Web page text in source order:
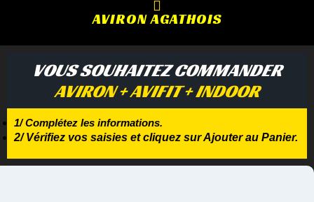
AVIRON AGATHOIS
VOUS SOUHAITEZ COMMANDER
AVIRON + AVIFIT + INDOOR
1/ Complétez les informations.
2/ Vérifiez vos saisies et cliquez sur Ajouter au Panier.